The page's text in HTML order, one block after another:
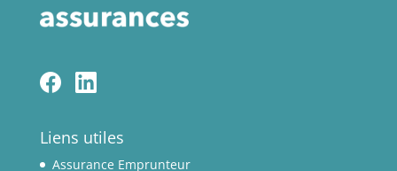
Liens utiles
Assurance Emprunteur